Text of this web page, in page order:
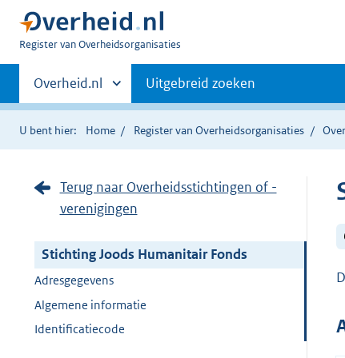
U
Register van Overheidsorganisaties
Primaire
navigatie
Andere
sites
binnen
Overheid.nl Uitgebreid zoeken
U bent hier: Home Register van Overheidsorganisaties
Terug naar Overheidsstichtingen of -
verenigingen
Stichting Joods Humanitair Fonds
Adresgegevens
Algemene informatie
Identificatiecode